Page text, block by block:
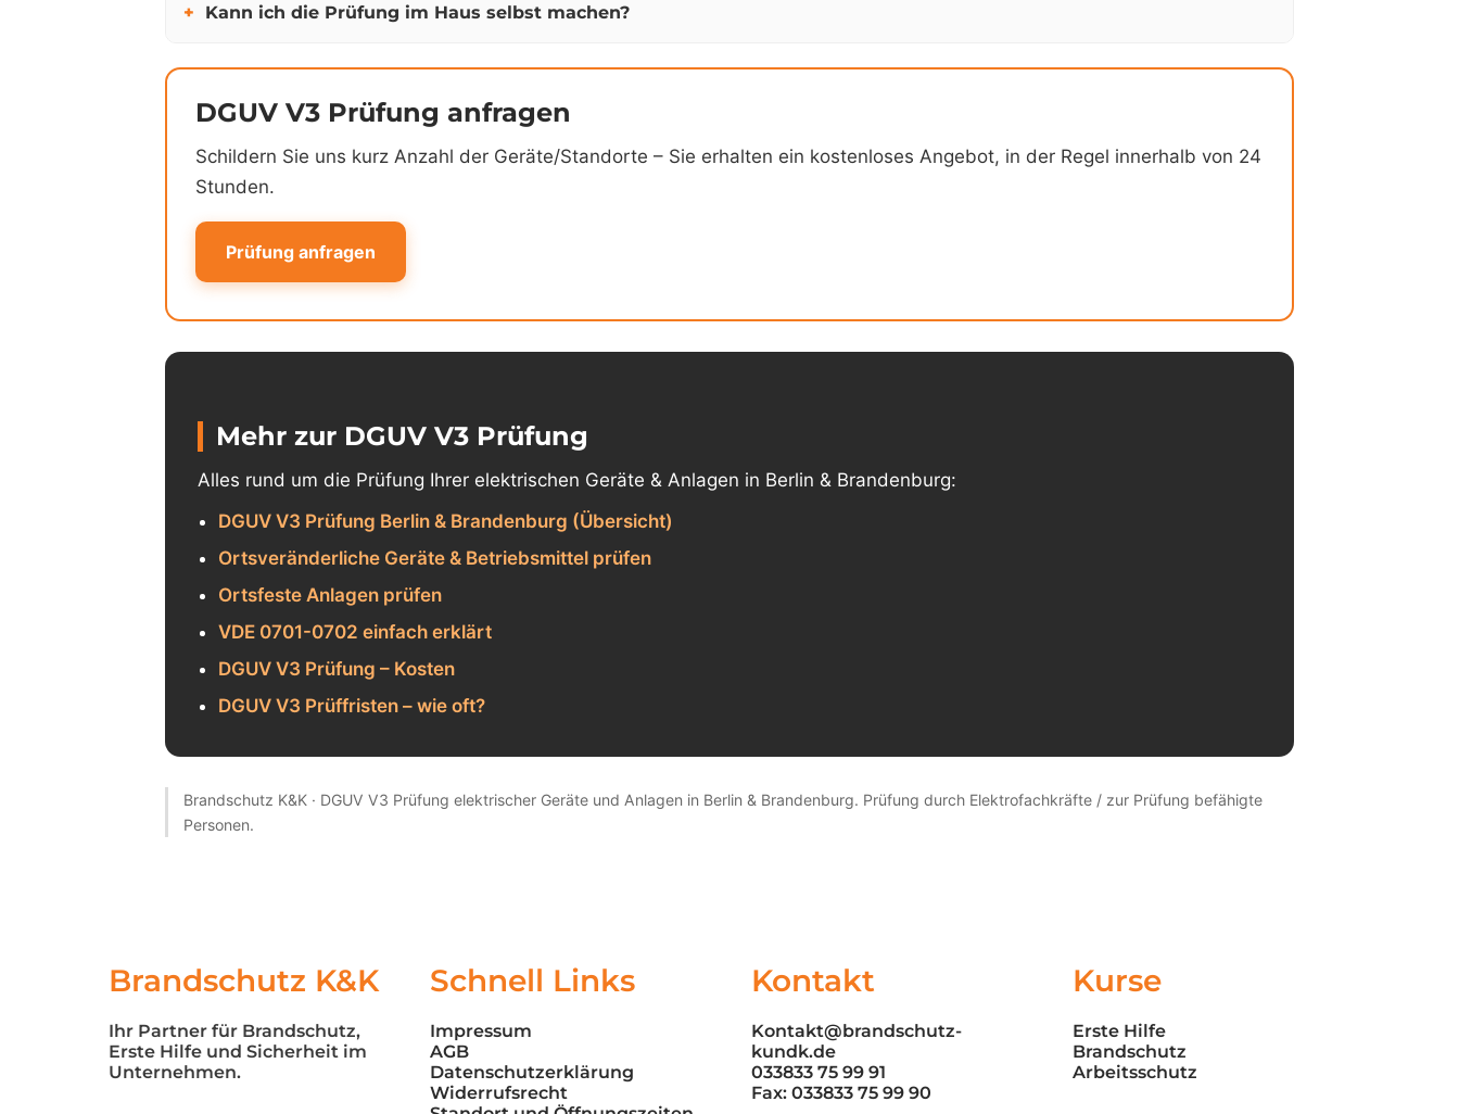
Kann ich die Prüfung im Haus selbst machen?
DGUV V3 Prüfung anfragen
Schildern Sie uns kurz Anzahl der Geräte/Standorte – Sie erhalten ein kostenloses Angebot, in der Regel innerhalb von 24
Stunden.
Prüfung anfragen
Mehr zur DGUV V3 Prüfung
Alles rund um die Prüfung Ihrer elektrischen Geräte & Anlagen in Berlin & Brandenburg:
DGUV V3 Prüfung Berlin & Brandenburg (Übersicht)
Ortsveränderliche Geräte & Betriebsmittel prüfen
Ortsfeste Anlagen prüfen
VDE 0701-0702 einfach erklärt
DGUV V3 Prüfung – Kosten
DGUV V3 Prüffristen – wie oft?
Brandschutz K&K · DGUV V3 Prüfung elektrischer Geräte und Anlagen in Berlin & Brandenburg. Prüfung durch Elektrofachkräfte / zur Prüfung befähigte
Personen.
Brandschutz K&K
Ihr Partner für Brandschutz,
Erste Hilfe und Sicherheit im
Unternehmen.
Schnell Links
Impressum
AGB
Datenschutzerklärung
Widerrufsrecht
Kontakt
Kontakt@brandschutz-
kundk.de
033833 75 99 91
Fax: 033833 75 99 90
Kurse
Erste Hilfe
Brandschutz
Arbeitsschutz